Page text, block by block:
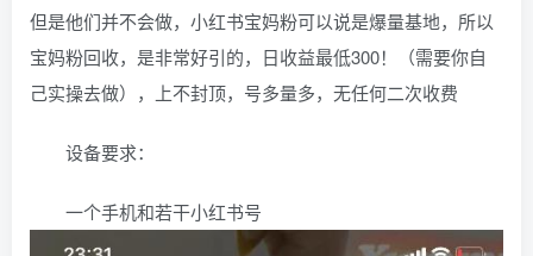
但是他们并不会做，小红书宝妈粉可以说是爆量基地，所以
宝妈粉回收，是非常好引的，日收益最低300！（需要你自
己实操去做），上不封顶，号多量多，无任何二次收费
设备要求：
一个手机和若干小红书号